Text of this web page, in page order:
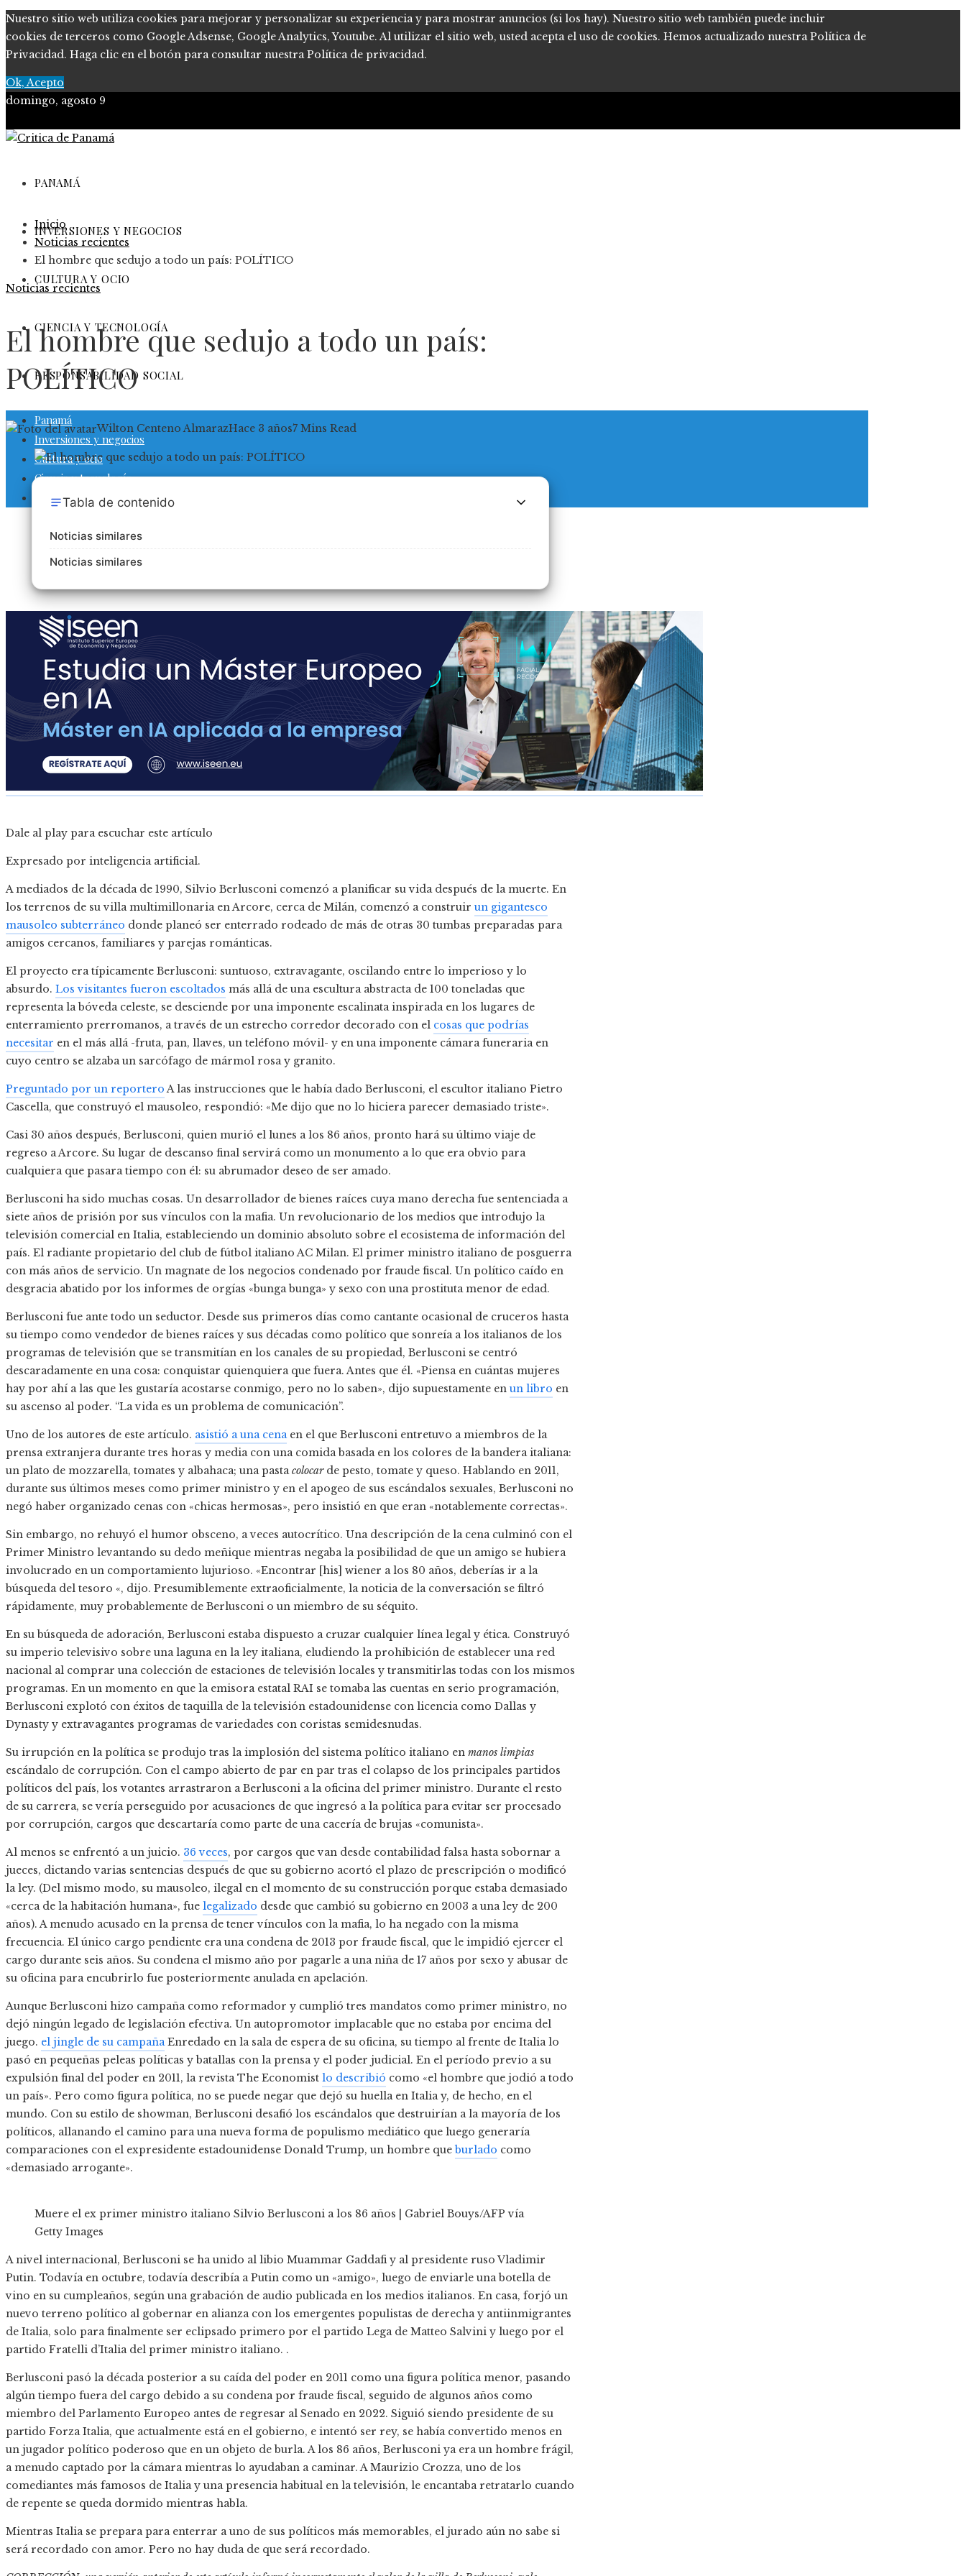
Nuestro sitio web utiliza cookies para mejorar y personalizar su experiencia y para mostrar anuncios (si los hay). Nuestro sitio web también puede incluir
cookies de terceros como Google Adsense, Google Analytics, Youtube. Al utilizar el sitio web, usted acepta el uso de cookies. Hemos actualizado nuestra Política de
Privacidad. Haga clic en el botón para consultar nuestra Política de privacidad.
Ok, Acepto
domingo, agosto 9
PANAMÁ
INVERSIONES Y NEGOCIOS
CULTURA Y OCIO
CIENCIA Y TECNOLOGÍA
RESPONSABILIDAD SOCIAL
Panamá
Inversiones y negocios
Cultura y ocio
Ciencia y tecnología
Responsabilidad social
Inicio
Noticias recientes
El hombre que sedujo a todo un país: POLÍTICO
Noticias recientes
El hombre que sedujo a todo un país:
POLÍTICO
Wilton Centeno AlmarazHace 3 años7 Mins Read
Tabla de contenido
Noticias similares
Noticias similares
Dale al play para escuchar este artículo
Expresado por inteligencia artificial.
A mediados de la década de 1990, Silvio Berlusconi comenzó a planificar su vida después de la muerte. En
los terrenos de su villa multimillonaria en Arcore, cerca de Milán, comenzó a construir un gigantesco
mausoleo subterráneo donde planeó ser enterrado rodeado de más de otras 30 tumbas preparadas para
amigos cercanos, familiares y parejas románticas.
El proyecto era típicamente Berlusconi: suntuoso, extravagante, oscilando entre lo imperioso y lo
absurdo. Los visitantes fueron escoltados más allá de una escultura abstracta de 100 toneladas que
representa la bóveda celeste, se desciende por una imponente escalinata inspirada en los lugares de
enterramiento prerromanos, a través de un estrecho corredor decorado con el cosas que podrías
necesitar en el más allá -fruta, pan, llaves, un teléfono móvil- y en una imponente cámara funeraria en
cuyo centro se alzaba un sarcófago de mármol rosa y granito.
Preguntado por un reporteroA las instrucciones que le había dado Berlusconi, el escultor italiano Pietro
Cascella, que construyó el mausoleo, respondió: «Me dijo que no lo hiciera parecer demasiado triste».
Casi 30 años después, Berlusconi, quien murió el lunes a los 86 años, pronto hará su último viaje de
regreso a Arcore. Su lugar de descanso final servirá como un monumento a lo que era obvio para
cualquiera que pasara tiempo con él: su abrumador deseo de ser amado.
Berlusconi ha sido muchas cosas. Un desarrollador de bienes raíces cuya mano derecha fue sentenciada a
siete años de prisión por sus vínculos con la mafia. Un revolucionario de los medios que introdujo la
televisión comercial en Italia, estableciendo un dominio absoluto sobre el ecosistema de información del
país. El radiante propietario del club de fútbol italiano AC Milan. El primer ministro italiano de posguerra
con más años de servicio. Un magnate de los negocios condenado por fraude fiscal. Un político caído en
desgracia abatido por los informes de orgías «bunga bunga» y sexo con una prostituta menor de edad.
Berlusconi fue ante todo un seductor. Desde sus primeros días como cantante ocasional de cruceros hasta
su tiempo como vendedor de bienes raíces y sus décadas como político que sonreía a los italianos de los
programas de televisión que se transmitían en los canales de su propiedad, Berlusconi se centró
descaradamente en una cosa: conquistar quienquiera que fuera. Antes que él. «Piensa en cuántas mujeres
hay por ahí a las que les gustaría acostarse conmigo, pero no lo saben», dijo supuestamente en un libro en
su ascenso al poder. “La vida es un problema de comunicación”.
Uno de los autores de este artículo. asistió a una cenaen el que Berlusconi entretuvo a miembros de la
prensa extranjera durante tres horas y media con una comida basada en los colores de la bandera italiana:
un plato de mozzarella, tomates y albahaca; una pastacolocarde pesto, tomate y queso. Hablando en 2011,
durante sus últimos meses como primer ministro y en el apogeo de sus escándalos sexuales, Berlusconi no
negó haber organizado cenas con «chicas hermosas», pero insistió en que eran «notablemente correctas».
Sin embargo, no rehuyó el humor obsceno, a veces autocrítico. Una descripción de la cena culminó con el
Primer Ministro levantando su dedo meñique mientras negaba la posibilidad de que un amigo se hubiera
involucrado en un comportamiento lujurioso. «Encontrar [his] wiener a los 80 años, deberías ir a la
búsqueda del tesoro «, dijo. Presumiblemente extraoficialmente, la noticia de la conversación se filtró
rápidamente, muy probablemente de Berlusconi o un miembro de su séquito.
En su búsqueda de adoración, Berlusconi estaba dispuesto a cruzar cualquier línea legal y ética. Construyó
su imperio televisivo sobre una laguna en la ley italiana, eludiendo la prohibición de establecer una red
nacional al comprar una colección de estaciones de televisión locales y transmitirlas todas con los mismos
programas. En un momento en que la emisora ​​estatal RAI se tomaba las cuentas en serio programación,
Berlusconi explotó con éxitos de taquilla de la televisión estadounidense con licencia como Dallas y
Dynasty y extravagantes programas de variedades con coristas semidesnudas.
Su irrupción en la política se produjo tras la implosión del sistema político italiano en manos limpias
escándalo de corrupción. Con el campo abierto de par en par tras el colapso de los principales partidos
políticos del país, los votantes arrastraron a Berlusconi a la oficina del primer ministro. Durante el resto
de su carrera, se vería perseguido por acusaciones de que ingresó a la política para evitar ser procesado
por corrupción, cargos que descartaría como parte de una cacería de brujas «comunista».
Al menos se enfrentó a un juicio. 36 veces, por cargos que van desde contabilidad falsa hasta sobornar a
jueces, dictando varias sentencias después de que su gobierno acortó el plazo de prescripción o modificó
la ley. (Del mismo modo, su mausoleo, ilegal en el momento de su construcción porque estaba demasiado
«cerca de la habitación humana», fue legalizado desde que cambió su gobierno en 2003 a una ley de 200
años). A menudo acusado en la prensa de tener vínculos con la mafia, lo ha negado con la misma
frecuencia. El único cargo pendiente era una condena de 2013 por fraude fiscal, que le impidió ejercer el
cargo durante seis años. Su condena el mismo año por pagarle a una niña de 17 años por sexo y abusar de
su oficina para encubrirlo fue posteriormente anulada en apelación.
Aunque Berlusconi hizo campaña como reformador y cumplió tres mandatos como primer ministro, no
dejó ningún legado de legislación efectiva. Un autopromotor implacable que no estaba por encima del
juego. el jingle de su campañaEnredado en la sala de espera de su oficina, su tiempo al frente de Italia lo
pasó en pequeñas peleas políticas y batallas con la prensa y el poder judicial. En el período previo a su
expulsión final del poder en 2011, la revista The Economist lo describió como «el hombre que jodió a todo
un país». Pero como figura política, no se puede negar que dejó su huella en Italia y, de hecho, en el
mundo. Con su estilo de showman, Berlusconi desafió los escándalos que destruirían a la mayoría de los
políticos, allanando el camino para una nueva forma de populismo mediático que luego generaría
comparaciones con el expresidente estadounidense Donald Trump, un hombre queburlado como
«demasiado arrogante».
Muere el ex primer ministro italiano Silvio Berlusconi a los 86 años | Gabriel Bouys/AFP vía
Getty Images
A nivel internacional, Berlusconi se ha unido al libio Muammar Gaddafi y al presidente ruso Vladimir
Putin. Todavía en octubre, todavía describía a Putin como un «amigo», luego de enviarle una botella de
vino en su cumpleaños, según una grabación de audio publicada en los medios italianos. En casa, forjó un
nuevo terreno político al gobernar en alianza con los emergentes populistas de derecha y antiinmigrantes
de Italia, solo para finalmente ser eclipsado primero por el partido Lega de Matteo Salvini y luego por el
partido Fratelli d’Italia del primer ministro italiano. .
Berlusconi pasó la década posterior a su caída del poder en 2011 como una figura política menor, pasando
algún tiempo fuera del cargo debido a su condena por fraude fiscal, seguido de algunos años como
miembro del Parlamento Europeo antes de regresar al Senado en 2022. Siguió siendo presidente de su
partido Forza Italia, que actualmente está en el gobierno, e intentó ser rey, se había convertido menos en
un jugador político poderoso que en un objeto de burla. A los 86 años, Berlusconi ya era un hombre frágil,
a menudo captado por la cámara mientras lo ayudaban a caminar. A Maurizio Crozza, uno de los
comediantes más famosos de Italia y una presencia habitual en la televisión, le encantaba retratarlo cuando
de repente se queda dormido mientras habla.
Mientras Italia se prepara para enterrar a uno de sus políticos más memorables, el jurado aún no sabe si
será recordado con amor. Pero no hay duda de que será recordado.